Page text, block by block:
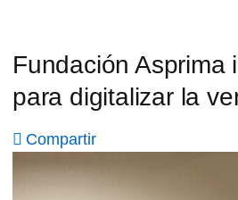
Fundación Asprima
para digitalizar la
Compartir